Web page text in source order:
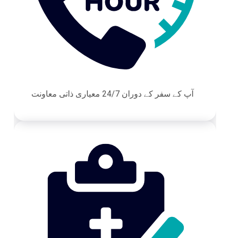
آپ کے سفر کے دوران 24/7 معیاری ذاتی معاونت